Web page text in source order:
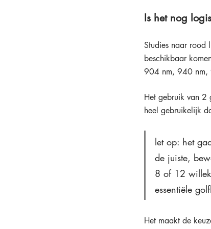
Is het nog
Studies naar rood
beschikbaar
904 nm, 940 nm,
Het gebruik van 2
heel gebruikelijk
let op: het
de juiste,
8 of 12
essentiële
Het maakt de